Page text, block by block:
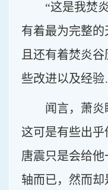
“这是我焚
有着最为完整
且还有着焚炎
些改进以及经
闻言，萧炎
这可是有些出
唐震只是会给
轴而已，然而